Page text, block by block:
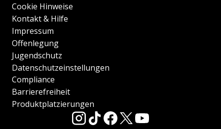
Cookie Hinweise
Kontakt & Hilfe
Impressum
Offenlegung
Jugendschutz
Datenschutzeinstellungen
Compliance
Barrierefreiheit
Produktplatzierungen